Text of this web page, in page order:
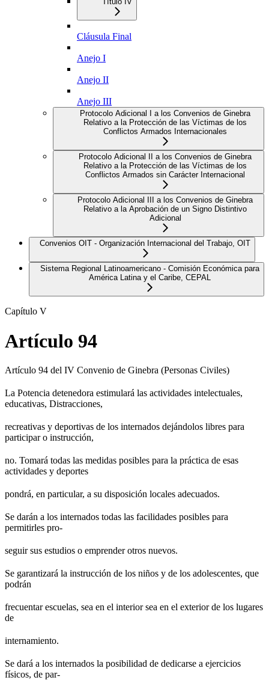
Cláusula Final
Anejo I
Anejo II
Anejo III
Protocolo Adicional I a los Convenios de Ginebra
Relativo a la Protección de las Víctimas de los
Conflictos Armados Internacionales
Protocolo Adicional II a los Convenios de Ginebra
Relativo a la Protección de las Víctimas de los
Conflictos Armados sin Carácter Internacional
Protocolo Adicional III a los Convenios de Ginebra
Relativo a la Aprobación de un Signo Distintivo
Adicional
Convenios OIT - Organización Internacional del Trabajo, OIT
Sistema Regional Latinoamericano - Comisión Económica para
América Latina y el Caribe, CEPAL
Capítulo V
Artículo 94
Artículo 94 del IV Convenio de Ginebra (Personas Civiles)
La Potencia detenedora estimulará las actividades intelectuales,
educativas, Distracciones,
recreativas y deportivas de los internados dejándolos libres para
participar o instrucción,
no. Tomará todas las medidas posibles para la práctica de esas
actividades y deportes
pondrá, en particular, a su disposición locales adecuados.
Se darán a los internados todas las facilidades posibles para
permitirles pro-
seguir sus estudios o emprender otros nuevos.
Se garantizará la instrucción de los niños y de los adolescentes, que
podrán
frecuentar escuelas, sea en el interior sea en el exterior de los lugares
de
internamiento.
Se dará a los internados la posibilidad de dedicarse a ejercicios
físicos, de par-